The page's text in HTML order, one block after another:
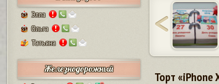
63 Элла
55 Ольга
7 Татьяна
Железнодорожный
Торт «iPhone